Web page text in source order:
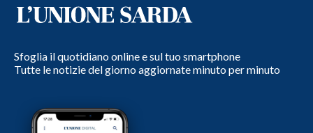
Sfoglia il quotidiano online e sul tuo smartphone
Tutte le notizie del giorno aggiornate minuto per minuto